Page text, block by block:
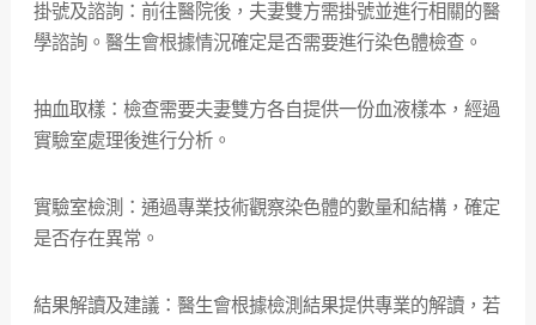
掛號及諮詢：前往醫院後，夫妻雙方需掛號並進行相關的醫
學諮詢。醫生會根據情況確定是否需要進行染色體檢查。
抽血取樣：檢查需要夫妻雙方各自提供一份血液樣本，經過
實驗室處理後進行分析。
實驗室檢測：通過專業技術觀察染色體的數量和結構，確定
是否存在異常。
結果解讀及建議：醫生會根據檢測結果提供專業的解讀，若